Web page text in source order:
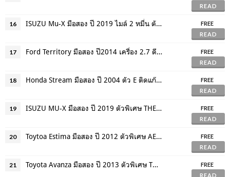
READ
16 ISUZU Mu-X มือสอง ปี 2019 ไมล์ 2 หมื่น ตัวพิเศษ THE ONYX SPORT ผลิตจำนวนจำกัด
FREE
READ
17 Ford Territory มือสอง ปี2014 เครื่อง 2.7 ดีเซล ตัวท๊อป TITANIUM ขับเคลื่อน 4 ล้อ
FREE
READ
18 Honda Stream มือสอง ปี 2004 ตัว E ติดแก๊ส LPG เครื่อง 2.0 ตัวท๊อปสุด
FREE
READ
19 ISUZU MU-X มือสอง ปี 2019 ตัวพิเศษ THE ONYX SPORT แต่งจากศูนย์ ผลิตจำนวนจำกัด
FREE
READ
20 Toytoa Estima มือสอง ปี 2012 ตัวพิเศษ AERAS หน้าใหม่ ภายในสีดำ จัดไฟแนนซ์ได้
FREE
READ
21 Toyota Avanza มือสอง ปี 2013 ตัวพิเศษ TOURING ไม่เคยติดแก๊ส ฟรีดาวน์
FREE
READ